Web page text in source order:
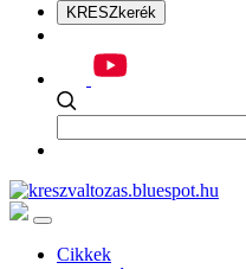
KRESZkerék
Cikkek